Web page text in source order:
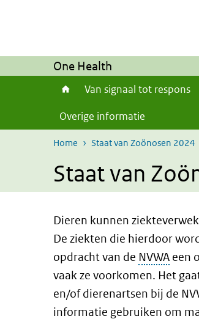
One Health
Van signaal tot respons
Overige informatie
Home Staat van Zoönosen 2024
Staat van
Dieren kunnen
De ziekten die hierdoor
opdracht van de NVWA een
vaak ze voorkomen. Het
en/of dierenartsen bij de
informatie gebruiken om